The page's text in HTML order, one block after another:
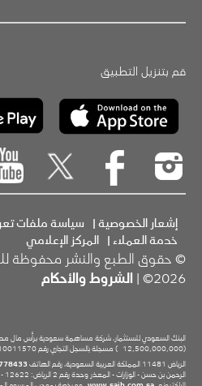
قم بتنزيل التطبيق
إشعار الخصوصية| سياسة ملفات
خدمة العملاء| المركز الإعلامي
© حقوق الطبع والنشر محفوظة
2026© |
الشروط والأحكام
البنك السعودي للاستثمار، شركة مساهمة سعودية برأس مال
(12,500,000,000
الرياض 11481 المملكة العربية السعودية، رقم الهاتف